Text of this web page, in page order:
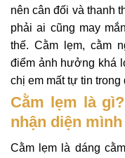
nên cân đối và thanh
phải ai cũng may
thế. Cằm lẹm, cằm
điểm ảnh hưởng khá
chị em mất tự tin trong
Cằm lẹm là
nhận diện
Cằm lẹm là dáng